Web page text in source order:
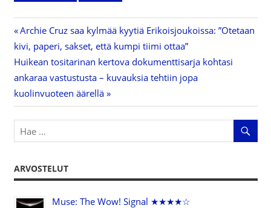
Artikkelien
selaus
Previous
Post:
Archie Cruz saa kylmää kyytiä Erikoisjoukoissa: ”Otetaan
kivi, paperi, sakset, että kumpi tiimi ottaa”
Next
Post:
Huikean tositarinan kertova dokumenttisarja kohtasi
ankaraa vastustusta – kuvauksia tehtiin jopa
kuolinvuoteen äärellä
ARVOSTELUT
Muse: The Wow! Signal ★★★★☆